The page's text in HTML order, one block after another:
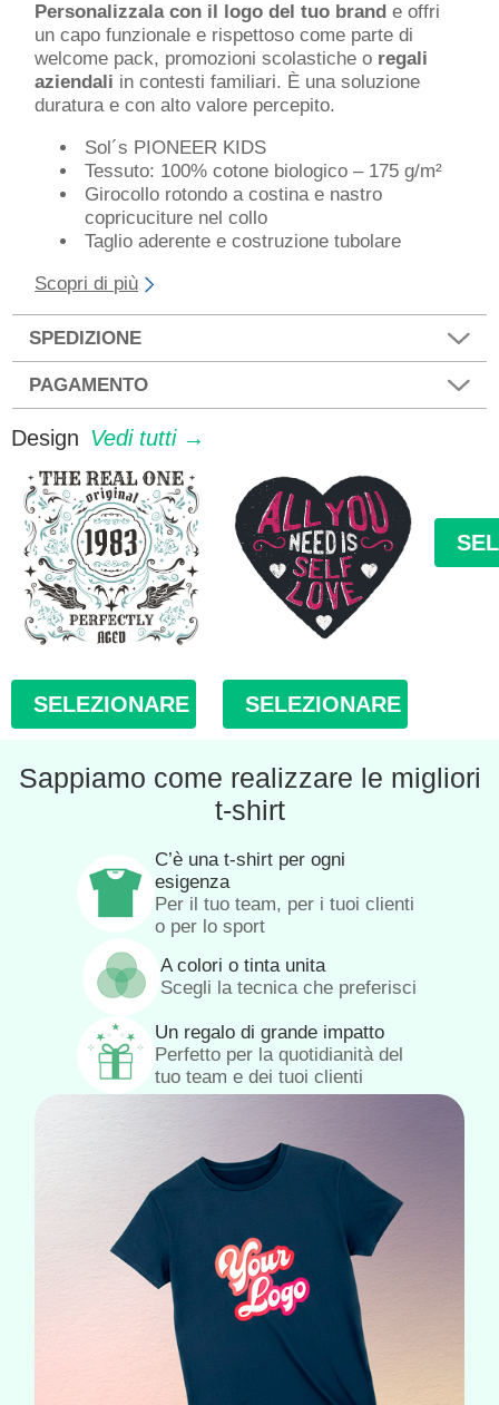
Personalizzala con il logo del tuo brand e offri
un capo funzionale e rispettoso come parte di
welcome pack, promozioni scolastiche o regali
aziendali in contesti familiari. È una soluzione
duratura e con alto valore percepito.
Sol´s PIONEER KIDS
Tessuto: 100% cotone biologico – 175 g/m²
Girocollo rotondo a costina e nastro
copricuciture nel collo
Taglio aderente e costruzione tubolare
Scopri di più
SPEDIZIONE
PAGAMENTO
Design Vedi tutti →
SELEZIONARE SELEZIONARE
Sappiamo come realizzare le migliori
t-shirt
C’è una t-shirt per ogni
esigenza
Per il tuo team, per i tuoi clienti
o per lo sport
A colori o tinta unita
Scegli la tecnica che preferisci
Un regalo di grande impatto
Perfetto per la quotidianità del
tuo team e dei tuoi clienti